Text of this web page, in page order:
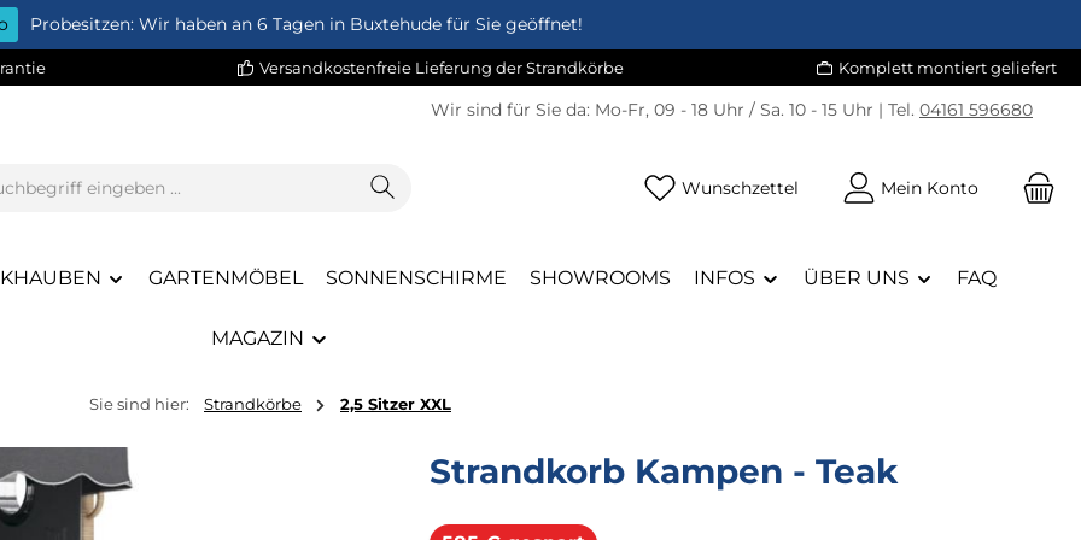
Probesitzen: Wir haben an 6 Tagen in Buxtehude für Sie geöffnet!
Versandkostenfreie Lieferung der Strandkörbe Komplett montiert geliefert
Wir sind für Sie da: Mo-Fr, 09 - 18 Uhr / Sa. 10 - 15 Uhr | Tel. 04161 596680
Wunschzettel Du hast 0 Produkte auf dem
Mein Konto
GARTENMÖBEL SONNENSCHIRME SHOWROOMS INFOS ÜBER UNS FAQ
MAGAZIN
Sie sind hier: Strandkörbe 2,5 Sitzer XXL
Strandkorb Kampen - Teak